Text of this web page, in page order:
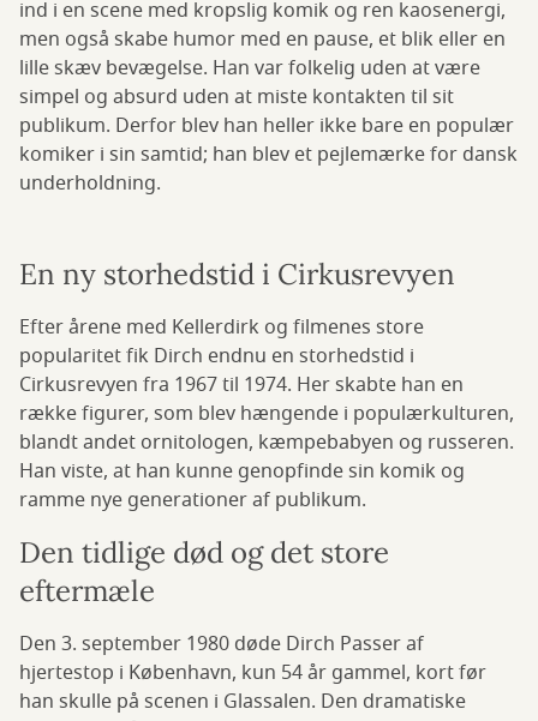
ind i en scene med kropslig komik og ren kaosenergi,
men også skabe humor med en pause, et blik eller en
lille skæv bevægelse. Han var folkelig uden at være
simpel og absurd uden at miste kontakten til sit
publikum. Derfor blev han heller ikke bare en populær
komiker i sin samtid; han blev et pejlemærke for dansk
underholdning.
En ny storhedstid i Cirkusrevyen
Efter årene med Kellerdirk og filmenes store
popularitet fik Dirch endnu en storhedstid i
Cirkusrevyen fra 1967 til 1974. Her skabte han en
række figurer, som blev hængende i populærkulturen,
blandt andet ornitologen, kæmpebabyen og russeren.
Han viste, at han kunne genopfinde sin komik og
ramme nye generationer af publikum.
Den tidlige død og det store
eftermæle
Den 3. september 1980 døde Dirch Passer af
hjertestop i København, kun 54 år gammel, kort før
han skulle på scenen i Glassalen. Den dramatiske